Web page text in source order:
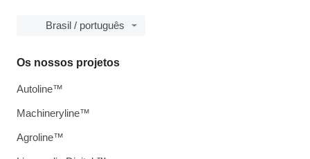
Brasil / português
Os nossos projetos
Autoline™
Machineryline™
Agroline™